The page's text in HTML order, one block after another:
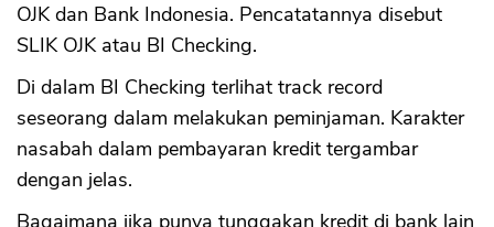
OJK dan Bank Indonesia. Pencatatannya disebut
SLIK OJK atau BI Checking.
Di dalam BI Checking terlihat track record
seseorang dalam melakukan peminjaman. Karakter
nasabah dalam pembayaran kredit tergambar
dengan jelas.